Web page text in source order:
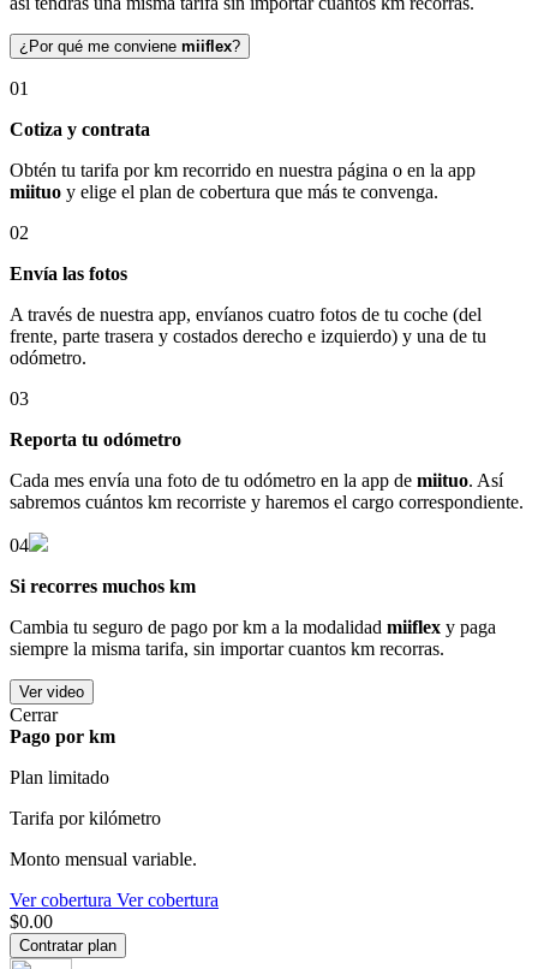
¿Por qué me conviene miiflex?
01
Cotiza y contrata
Obtén tu tarifa por km recorrido en nuestra página o en la app
miituo y elige el plan de cobertura que más te convenga.
02
Envía las fotos
A través de nuestra app, envíanos cuatro fotos de tu coche (del
frente, parte trasera y costados derecho e izquierdo) y una de tu
odómetro.
03
Reporta tu odómetro
Cada mes envía una foto de tu odómetro en la app de miituo. Así
sabremos cuántos km recorriste y haremos el cargo correspondiente.
04
Si recorres muchos km
Cambia tu seguro de pago por km a la modalidad miiflex y paga
siempre la misma tarifa, sin importar cuantos km recorras.
Ver video
Cerrar
Pago por km
Plan limitado
Tarifa por kilómetro
Monto mensual variable.
Ver cobertura Ver cobertura
$0.00
Contratar plan